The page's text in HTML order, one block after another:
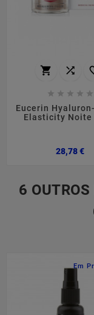
 
    
Eucerin
Elasticity Noite
28,78 €
6
Em